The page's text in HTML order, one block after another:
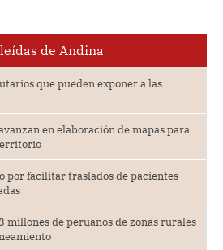
de Andina
que pueden exponer a las
en elaboración de mapas para
por facilitar traslados de pacientes
millones de peruanos de zonas rurales